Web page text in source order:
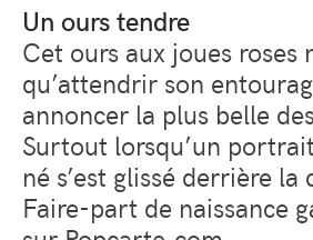
Un ours tendre
Cet ours aux joues roses
qu’attendrir son
annoncer la plus belle
Surtout lorsqu’un
né s’est glissé derrière la
Faire-part de naissance